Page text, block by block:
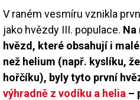
V raném vesmíru vznikla
jako hvězdy III. populace. Na
hvězd, které obsahují i
než helium (např. kyslíku,
hořčíku), byly tyto první
výhradně z vodíku a helia –